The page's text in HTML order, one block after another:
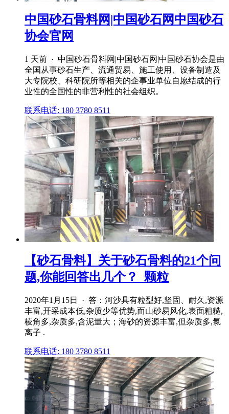
中国砂石骨料网|中国砂石网中国砂石
协会官网
1 天前 · 中国砂石骨料网|中国砂石网|中国砂石协会是由
全国从事砂石生产、流通贸易、施工使用、设备制造及
大专院校、科研院所等相关的企事业单位自愿结成的行
业性的全国性的非营利性的社会组织。
联系电话: 180 3780 8511
【砂石骨料】关于砂石骨料的21个问
题,你能回答出几个？_颗粒
2020年1月15日 · 答：河沙具有粒型好,坚固、耐久,资源
丰富,开采成本低,杂质少等优势,而山砂易风化,表面粗糙,
棱角多,杂质多,含泥量大；海砂的资源丰富,但杂质多,氯
离子 .
联系电话: 180 3780 8511